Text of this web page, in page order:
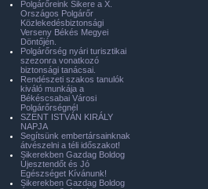
Polgárőreink Sikere a X.
Országos Polgárőr
Közlekedésbiztonsági
Verseny Békés Megyei
Döntőjén.
Polgárőrség nyári turisztikai
szezonra vonatkozó
biztonsági tanácsai.
Rendészeti szakos tanulók
kiváló munkája a
Békéscsabai Városi
Polgárőrségnél
SZENT ISTVÁN KIRÁLY
NAPJA
Segítsünk embertársainknak
átvészelni a téli időszakot!
Sikerekben Gazdag Boldog
Újesztendőt és Jó
Egészséget Kívánunk!
Sikerekben Gazdag Boldog